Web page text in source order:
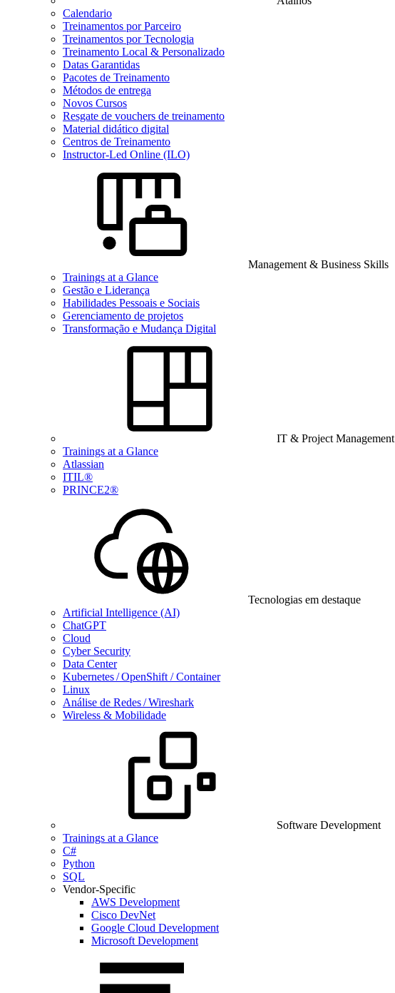
Calendario
Treinamentos por Parceiro
Treinamentos por Tecnologia
Treinamento Local & Personalizado
Datas Garantidas
Pacotes de Treinamento
Métodos de entrega
Novos Cursos
Resgate de vouchers de treinamento
Material didático digital
Centros de Treinamento
Instructor-Led Online (ILO)
Management & Business Skills
Trainings at a Glance
Gestão e Liderança
Habilidades Pessoais e Sociais
Gerenciamento de projetos
Transformação e Mudança Digital
IT & Project Management
Trainings at a Glance
Atlassian
ITIL®
PRINCE2®
Tecnologias em destaque
Artificial Intelligence (AI)
ChatGPT
Cloud
Cyber Security
Data Center
Kubernetes / OpenShift / Container
Linux
Análise de Redes / Wireshark
Wireless & Mobilidade
Software Development
Trainings at a Glance
C#
Python
SQL
Vendor-Specific
AWS Development
Cisco DevNet
Google Cloud Development
Microsoft Development